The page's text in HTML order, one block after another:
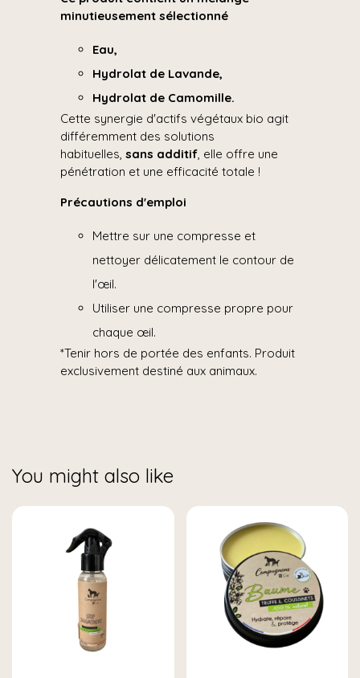
minutieusement sélectionné
Eau,
Hydrolat de Lavande,
Hydrolat de Camomille.
Cette synergie d'actifs végétaux bio agit
différemment des solutions
habituelles, sans additif, elle offre une
pénétration et une efficacité totale !
Précautions d'emploi
Mettre sur une compresse et
nettoyer délicatement le contour de
l'œil.
Utiliser une compresse propre pour
chaque œil.
*Tenir hors de portée des enfants. Produit
exclusivement destiné aux animaux.
You might also like